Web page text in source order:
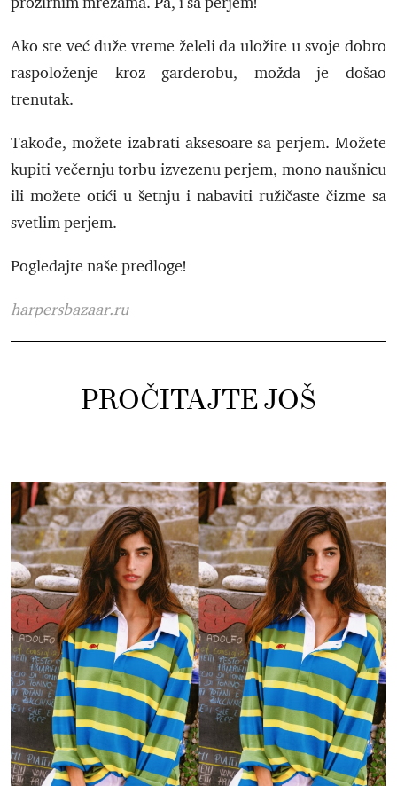
Ako ste već duže vreme želeli da uložite u svoje dobro
raspoloženje kroz garderobu, možda je došao
trenutak.
Takođe, možete izabrati aksesoare sa perjem. Možete
kupiti večernju torbu izvezenu perjem, mono naušnicu
ili možete otići u šetnju i nabaviti ružičaste čizme sa
svetlim perjem.
Pogledajte naše predloge!
harpersbazaar.ru
PROČITAJTE JOŠ